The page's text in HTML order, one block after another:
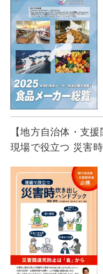
【地方自治体・支援
現場で役立つ 災害